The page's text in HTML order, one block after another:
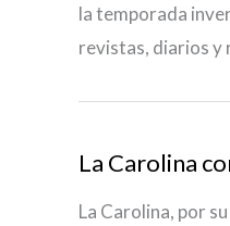
la temporada
revistas, diarios y
La Carolina
La Carolina, por